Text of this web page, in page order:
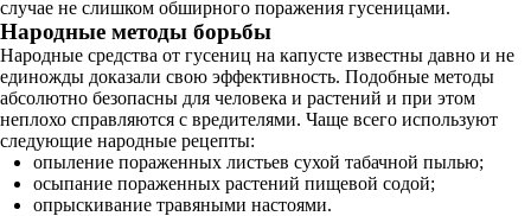
случае не слишком обширного поражения гусеницами.
Народные методы борьбы
Народные средства от гусениц на капусте известны давно и не
единожды доказали свою эффективность. Подобные методы
абсолютно безопасны для человека и растений и при этом
неплохо справляются с вредителями. Чаще всего используют
следующие народные рецепты:
опыление пораженных листьев сухой табачной пылью;
осыпание пораженных растений пищевой содой;
опрыскивание травяными настоями.